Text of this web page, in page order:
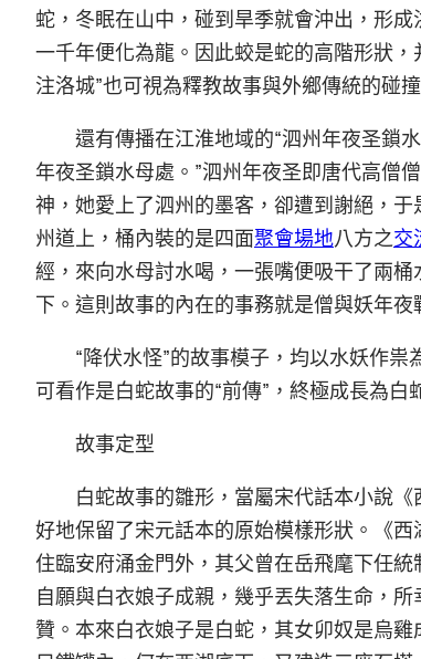
蛇，冬眠在山中，碰到旱季就會沖出，形
一千年便化為龍。因此蛟是蛇的高階形狀
注洛城”也可視為釋教故事與外鄉傳統的碰
還有傳播在江淮地域的“泗州年夜圣鎖
年夜圣鎖水母處。”泗州年夜圣即唐代高僧
神，她愛上了泗州的墨客，卻遭到謝絕，
州道上，桶內裝的是四面聚會場地八方之交
經，來向水母討水喝，一張嘴便吸干了兩
下。這則故事的內在的事務就是僧與妖年夜
“降伏水怪”的故事模子，均以水妖作
可看作是白蛇故事的“前傳”，終極成長為白
故事定型
白蛇故事的雛形，當屬宋代話本小說
好地保留了宋元話本的原始模樣形狀。《
住臨安府涌金門外，其父曾在岳飛麾下任
自願與白衣娘子成親，幾乎丟失落生命，
贊。本來白衣娘子是白蛇，其女卯奴是烏